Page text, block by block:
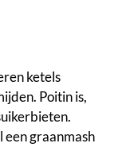
ketels
Poitin is,
een graanmash